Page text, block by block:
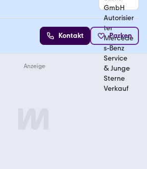
Kontakt Parken